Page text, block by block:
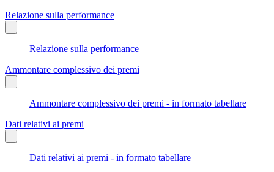
Relazione sulla performance
Relazione sulla performance
Ammontare complessivo dei premi
Ammontare complessivo dei premi - in formato tabellare
Dati relativi ai premi
Dati relativi ai premi - in formato tabellare